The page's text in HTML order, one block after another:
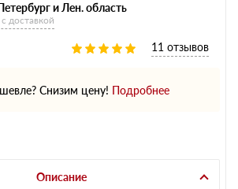
и Лен. область
доставкой
11 отзывов
Снизим цену! Подробнее
Описание